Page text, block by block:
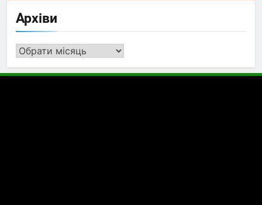
Архіви
Архіви